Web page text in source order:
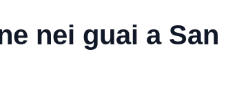
nei guai a San